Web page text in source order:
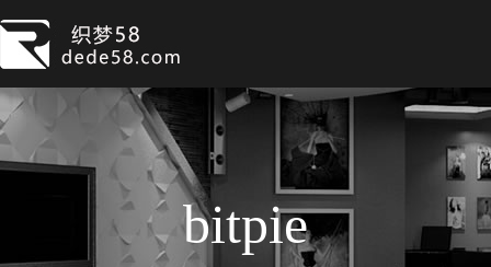
bitpie